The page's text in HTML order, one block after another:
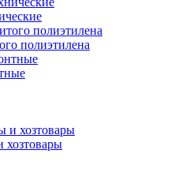
полиэтилена
хозтовары